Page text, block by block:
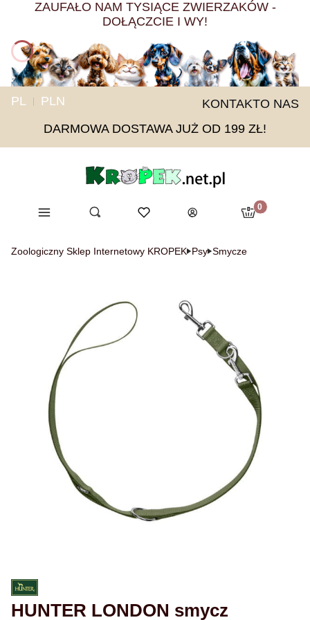
ZAUFAŁO NAM TYSIĄCE ZWIERZAKÓW -
DOŁĄCZCIE I WY!
PL PLN KONTAKTO NAS
DARMOWA DOSTAWA JUŻ OD 199 ZŁ!
Menu Otwórz wyszukiwarkę
Szukaj Ulubione
Zaloguj się
Produkty w
Koszyk
Zoologiczny Sklep Internetowy KROPEK Psy Smycze
HUNTER LONDON smycz